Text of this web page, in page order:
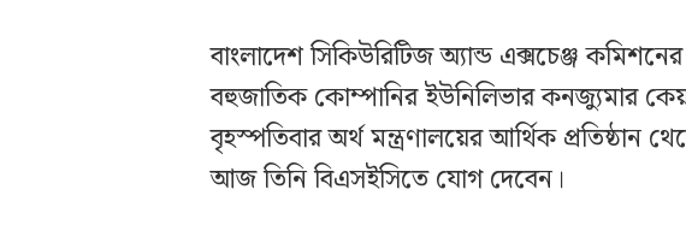
বাংলাদেশ সিকিউরিটিজ অ্যান্ড এক্সচেঞ্জ
বহুজাতিক কোম্পানির ইউনিলিভার কনজ্যুমার
বৃহস্পতিবার অর্থ মন্ত্রণালয়ের আর্থিক প্রতিষ্ঠান
আজ তিনি বিএসইসিতে যোগ দেবেন।